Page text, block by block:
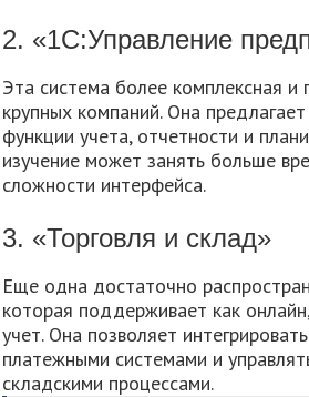
2. «1С:Управление
Эта система более комплексная
крупных компаний. Она
функции учета, отчетности и
изучение может занять больше
сложности интерфейса.
3. «Торговля и склад»
Еще одна достаточно
которая поддерживает как
учет. Она позволяет
платежными системами и
складскими процессами.